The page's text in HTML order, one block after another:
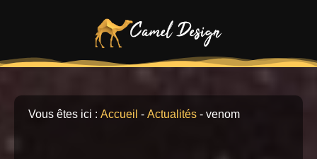
Vous êtes ici : Accueil - Actualités - venom